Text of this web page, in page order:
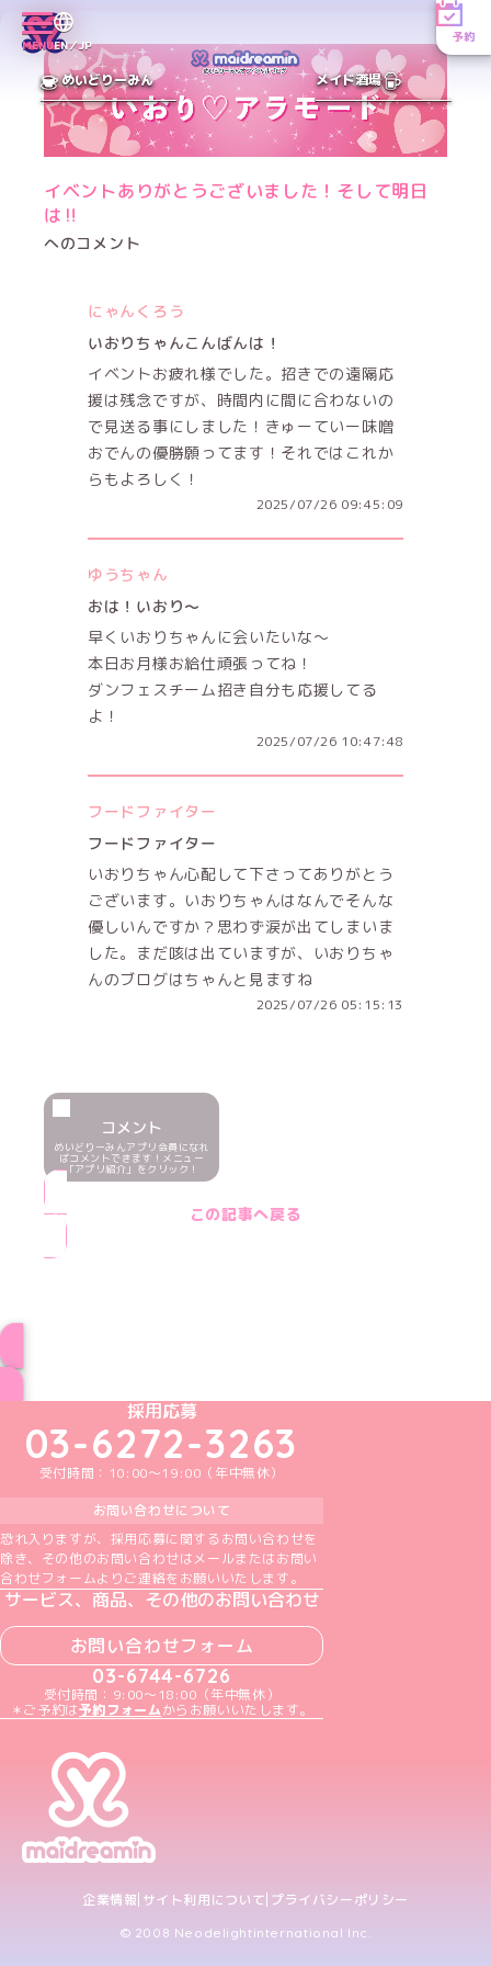
MENUEN／JP
予約
めいどりーみん メイド酒場
イベントありがとうございました！そして明日
は‼️
へのコメント
にゃんくろう
いおりちゃんこんばんは！
イベントお疲れ様でした。招きでの遠隔応
援は残念ですが、時間内に間に合わないの
で見送る事にしました！きゅーていー味噌
おでんの優勝願ってます！それではこれか
らもよろしく！
2025/07/26 09:45:09
ゆうちゃん
おは！いおり〜
早くいおりちゃんに会いたいな〜
本日お月様お給仕頑張ってね！
ダンフェスチーム招き自分も応援してる
よ！
2025/07/26 10:47:48
フードファイター
フードファイター
いおりちゃん心配して下さってありがとう
ございます。いおりちゃんはなんでそんな
優しいんですか？思わず涙が出てしまいま
した。まだ咳は出ていますが、いおりちゃ
んのブログはちゃんと見ますね
2025/07/26 05:15:13
コメント
めいどりーみんアプリ会員になれ
ばコメントできます！メニュー
「アプリ紹介」をクリック！
この記事へ戻る
めいどりーみんTikTok公式アカウント
めいどりーみんX公式アカウント
めいどりーみんInstagram公式アカウント
めいどりーみんFacebook公式アカウン
めいどりーみんYouTube公式アカ
採用応募
03-6272-3263
受付時間：10:00～19:00（年中無休）
お問い合わせについて
恐れ入りますが、採用応募に関するお問い合わせを
除き、その他のお問い合わせはメールまたはお問い
合わせフォームよりご連絡をお願いいたします。
サービス、商品、その他のお問い合わせ
お問い合わせフォーム
03-6744-6726
受付時間：9:00～18:00（年中無休）
＊ご予約は予約フォームからお願いいたします。
企業情報 サイト利用について プライバシーポリシー
© 2008 Neodelightinternational Inc.